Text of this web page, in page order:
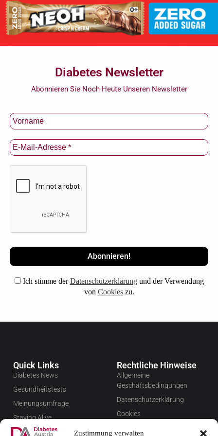
Zustimmung verwalten
Diabetes Newsletter
Abonnieren Sie Noch Heute Unseren Newsletter
Ich stimme derDatenschutzerklärungund der Verwendung
von Cookieszu.
Quick Links
Diabetes News
Gesundheitstests
Meinungsumfrage
Staying Alive
Favoriten
Rechtliche Hinweise
Allgemeine
Geschäftsbedingungen
Datenschutzerklärung
Cookies